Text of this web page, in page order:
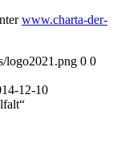
www.charta-der-
logo2021.png 0 0
12-10